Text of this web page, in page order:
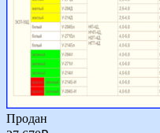
Продан